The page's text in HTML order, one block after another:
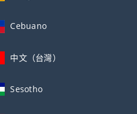
Cebuano
中文（台灣）
Sesotho